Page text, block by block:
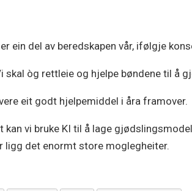
ein del av beredskapen vår, ifølgje
skal òg rettleie og hjelpe bøndene til å
eit godt hjelpemiddel i åra framover.
vi bruke KI til å lage
ligg det enormt store moglegheiter.